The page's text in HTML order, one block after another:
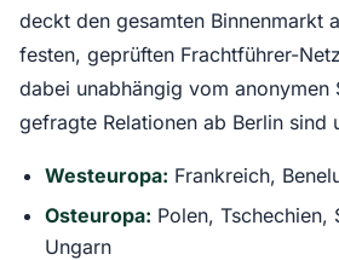
deckt den gesamten Binnenmarkt
festen, geprüften Frachtführer-
dabei unabhängig vom anonymen
gefragte Relationen ab Berlin sind
Westeuropa: Frankreich,
Osteuropa: Polen, Tschechien,
Ungarn